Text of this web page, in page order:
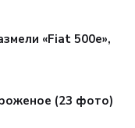
«Fiat 500e»,
(23 фото)